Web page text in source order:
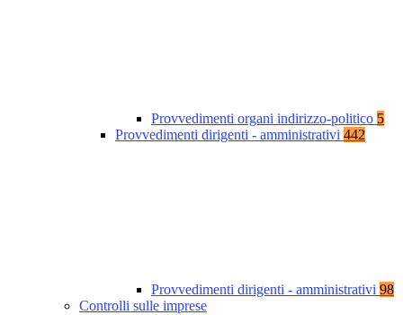
Provvedimenti organi indirizzo-politico 5
Provvedimenti dirigenti - amministrativi 442
Provvedimenti dirigenti - amministrativi 98
Controlli sulle imprese